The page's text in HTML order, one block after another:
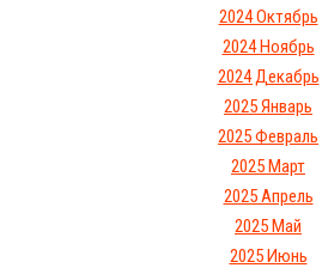
2024 Октябрь
2024 Ноябрь
2024 Декабрь
2025 Январь
2025 Февраль
2025 Март
2025 Апрель
2025 Май
2025 Июнь